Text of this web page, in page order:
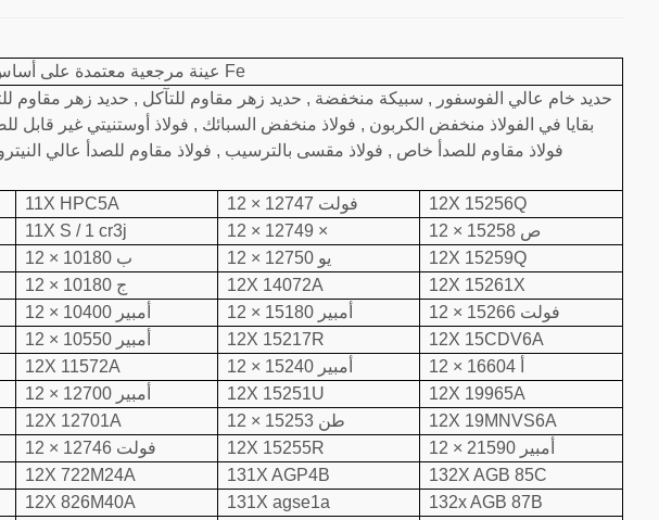
عينة مرجعية معتمدة على أساس Fe
بقايا في الفولاذ منخفض الكربون , فولاذ منخفض السبائك , فولاذ أوستنيتي غير قابل
فولاذ مقاوم للصدأ خاص , فولاذ مقسى بالترسيب , فولاذ مقاوم للصدأ عالي
11X HPC5A 12 × 12747 فولت
12X 15256Q
11X S / 1 cr3j 12 × 12749 ×
12 × 15258 ص
12 × 10180 ب 12 × 12750 يو
12X 15259Q
12 × 10180 ج 12X 14072A
12X 15261X
12 × 10400 أمبير 12 × 15180 أمبير
12 × 15266 فولت
12 × 10550 أمبير 12X 15217R
12X 15CDV6A
12X 11572A 12 × 15240 أمبير
12 × 12700 أمبير 12X 15251U
12X 19965A
12X 12701A 12 × 15253 طن
12X 19MNVS6A
12 × 12746 فولت 12X 15255R
12 × 21590 أمبير
12X 722M24A 131X AGP4B
132X AGB 85C
12X 826M40A 131X agse1a
132x AGB 87B